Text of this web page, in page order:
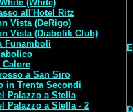
(White)
all'Hotel Ritz
Vista (DeRigo)
Vista (Diabolik Club)
Funamboli
a San Siro
in Trenta Secondi
Palazzo a Stella
Palazzo a Stella - 2